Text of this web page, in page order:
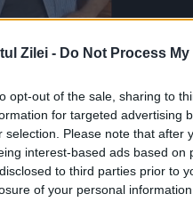
Zilei - Do Not Process
opt-out of the sale, sharing to
for targeted advertising
selection. Please note that after
interest-based ads based
to third parties prior to
of your personal
de laTVR. Dar eu nu
de milioane…
elite intelectuale,